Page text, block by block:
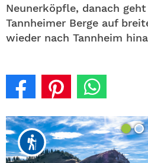
Neunerköpfle, danach
Tannheimer Berge auf
wieder nach Tannheim